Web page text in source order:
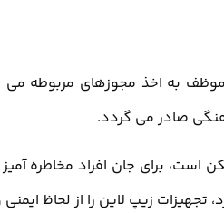
موظف به اخذ مجوزهای مربوطه
صادر می گردد.
برای جان افراد مخاطره
تجهیزات زیپ لاین را از لحاظ